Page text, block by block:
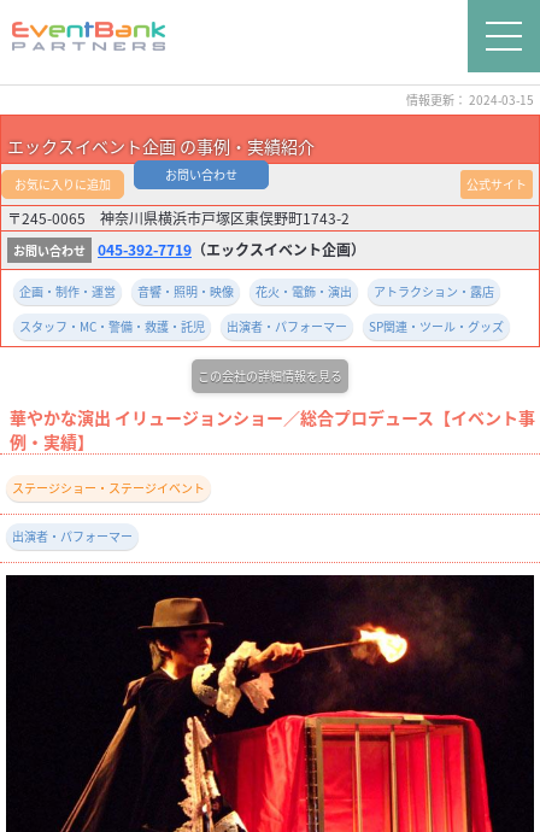
情報更新： 2024-03-15
エックスイベント企画 の事例・実績紹介
お気に入りに追加
〒245-0065 神奈川県横浜市戸塚区東俣野町1743-2
045-392-7719 （エックスイベント企画）
公式サイト
お問い合わせ
企画・制作・運営 音響・照明・映像 花火・電飾・演出
アトラクション・露店
スタッフ・MC・警備・救護・託児
出演者・パフォーマー SP関連・ツール・グッズ
この会社の詳細情報を見る
華やかな演出 イリュージョンショー／総合プロデュース【イベント事
例・実績】
ステージショー・ステージイベント
出演者・パフォーマー